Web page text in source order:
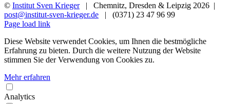
© Institut Sven Krieger| Chemnitz, Dresden & Leipzig 2026 |
post@institut-sven-krieger.de | (0371) 23 47 96 99
Facebook
YouTube
Instagram
Rss
Page load link
Diese Website verwendet Cookies, um Ihnen die bestmögliche
Erfahrung zu bieten. Durch die weitere Nutzung der Website
stimmen Sie der Verwendung von Cookies zu.
Mehr erfahren
Analytics